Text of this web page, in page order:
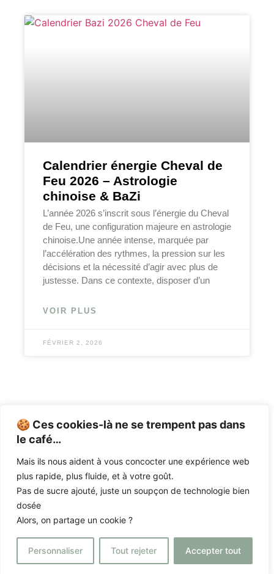
🍪 Ces cookies-là ne se trempent pas dans
le café…
Mais ils nous aident à vous concocter une expérience web
plus rapide, plus fluide, et à votre goût.
Pas de sucre ajouté, juste un soupçon de technologie bien
dosée
Alors, on partage un cookie ?
Personnaliser Tout rejeter Accepter tout
Calendrier énergie Cheval de
Feu 2026 – Astrologie
chinoise & BaZi
L’année 2026 s’inscrit sous l’énergie du Cheval
de Feu, une configuration majeure en astrologie
chinoise.Une année intense, marquée par
l’accélération des rythmes, la pression sur les
décisions et la nécessité d’agir avec plus de
justesse. Dans ce contexte, disposer d’un
VOIR PLUS
FÉVRIER 2, 2026
CHEMA|PRESTATIONS|
ACTUALITÉS|CONTACTEZ-NOUS
© CHEMA – STÉPHANIE GELBART – 2025 –MENTIONS LEGALES – CGV
CENOTE COMMUNICATION ITS AMELINE